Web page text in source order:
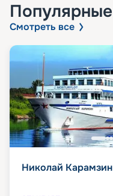
Популярные
Смотреть все
Николай Карамзин